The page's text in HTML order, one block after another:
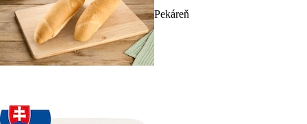
Pekáreň